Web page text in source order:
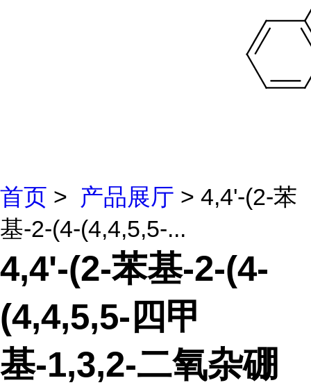
首页 > 产品展厅 > 4,4'-(2-苯
基-2-(4-(4,4,5,5-...
4,4'-(2-苯基-2-(4-
(4,4,5,5-四甲
基-1,3,2-二氧杂硼